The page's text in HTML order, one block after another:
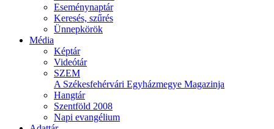
Eseménynaptár
Keresés, szűrés
Ünnepkörök
Média
Képtár
Videótár
SZEM
A Székesfehérvári Egyházmegye Magazinja
Hangtár
Szentföld 2008
Napi evangélium